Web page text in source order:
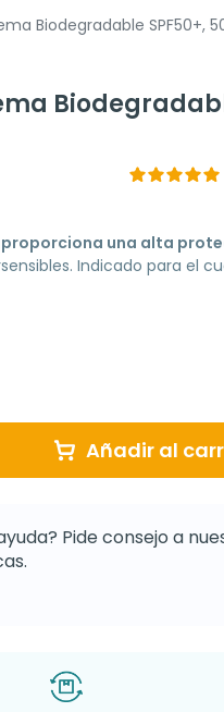
Biodegradable SPF50+,
una alta
Indicado para el
Añadir al
Pide consejo a